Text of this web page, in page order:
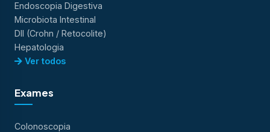
Endoscopia Digestiva
Microbiota Intestinal
DII (Crohn / Retocolite)
Hepatologia
Ver todos
Exames
Colonoscopia